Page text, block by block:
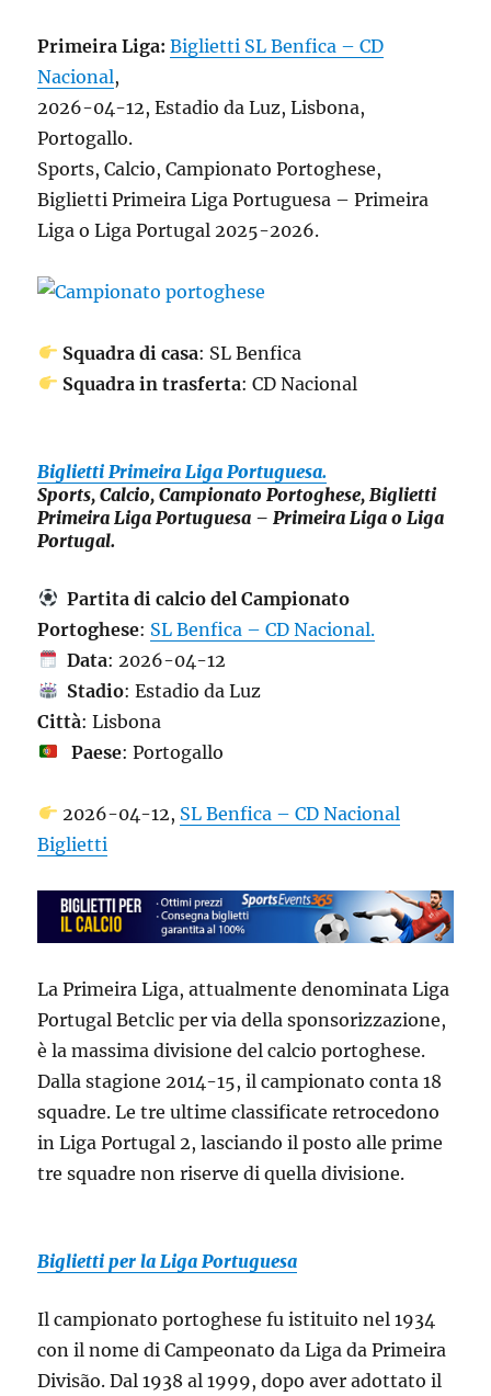
Primeira Liga:Biglietti SL Benfica – CD
Nacional,
2026-04-12, Estadio da Luz, Lisbona,
Portogallo.
Sports, Calcio, Campionato Portoghese,
Biglietti Primeira Liga Portuguesa – Primeira
Liga o Liga Portugal 2025-2026.
Squadra di casa: SL Benfica
Squadra in trasferta: CD Nacional
Biglietti Primeira Liga Portuguesa.
Sports, Calcio, Campionato Portoghese, Biglietti
Primeira Liga Portuguesa – Primeira Liga o Liga
Portugal.
Partita di calcio del Campionato
Portoghese: SL Benfica – CD Nacional.
Data: 2026-04-12
Stadio: Estadio da Luz
Città: Lisbona
Paese: Portogallo
2026-04-12, SL Benfica – CD Nacional
Biglietti
La Primeira Liga, attualmente denominata Liga
Portugal Betclic per via della sponsorizzazione,
è la massima divisione del calcio portoghese.
Dalla stagione 2014-15, il campionato conta 18
squadre. Le tre ultime classificate retrocedono
in Liga Portugal 2, lasciando il posto alle prime
tre squadre non riserve di quella divisione.
Biglietti per la Liga Portuguesa
Il campionato portoghese fu istituito nel 1934
con il nome di Campeonato da Liga da Primeira
Divisão. Dal 1938 al 1999, dopo aver adottato il